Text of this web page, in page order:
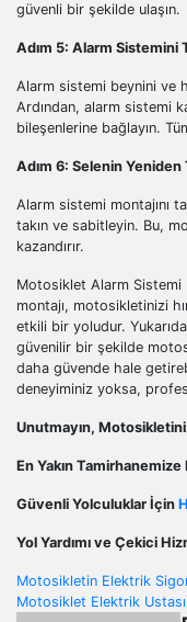
güvenli bir şekilde ulaşın.
Adım 5: Alarm Sistemini
Alarm sistemi beynini ve
Ardından, alarm sistemi
bileşenlerine bağlayın.
Adım 6: Selenin Yeniden
Alarm sistemi montajını
takın ve sabitleyin. Bu,
kazandırır.
Motosiklet Alarm Sistemi
montajı, motosikletinizi
etkili bir yoludur.
güvenilir bir şekilde
daha güvende hale
deneyiminiz yoksa,
Unutmayın,
En Yakın Tamirhanemize
Güvenli Yolculuklar İçin
Yol Yardımı ve Çekici
Yazı
Motosikletin Elektrik
Motosiklet Elektrik Ustası